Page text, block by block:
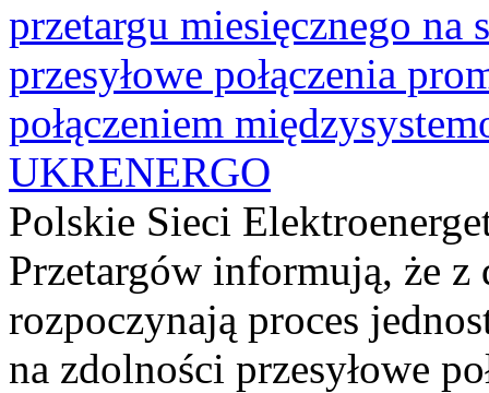
przetargu miesięcznego
przesyłowe połączenia
połączeniem
UKRENERGO
Polskie Sieci
Przetargów informują, że
rozpoczynają proces
na zdolności przesyłowe